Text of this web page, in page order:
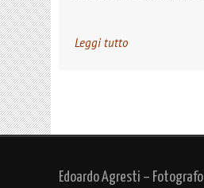
Leggi tutto
Edoardo Agresti – Fotografo